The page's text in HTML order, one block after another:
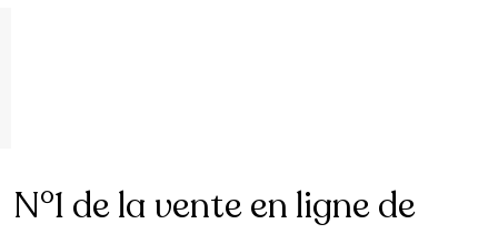
N°1 de la vente en ligne de